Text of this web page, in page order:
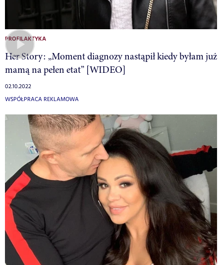
PROFILAKTYKA
Her Story: „Moment diagnozy nastąpił kiedy byłam już
mamą na pełen etat” [WIDEO]
02.10.2022
WSPÓŁPRACA REKLAMOWA